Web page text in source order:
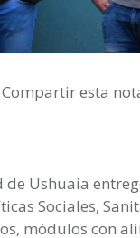
Compartir esta
Ushuaia
Sociales,
módulos con